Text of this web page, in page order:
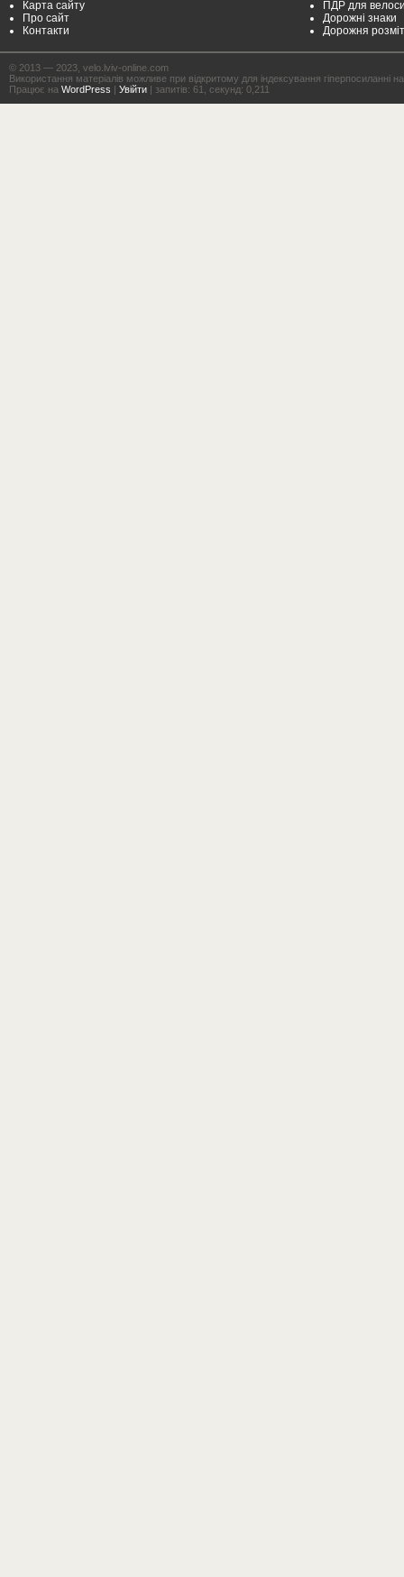
Карта сайту
Про сайт
Контакти
ПДР для
Дорожні знаки
Дорожня
© 2013 — 2023, velo.lviv-online.com
Використання матеріалів можливе при відкритому для індексування гіперпосиланні
Працює на WordPress | Увійти | запитів: 61, секунд: 0,211